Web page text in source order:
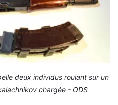
deux individus roulant sur un
chargée - ODS